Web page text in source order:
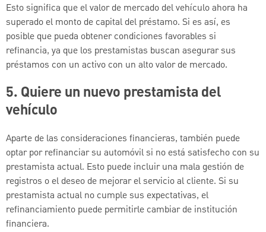
Esto significa que el valor de mercado del vehículo ahora ha
superado el monto de capital del préstamo. Si es así, es
posible que pueda obtener condiciones favorables si
refinancia, ya que los prestamistas buscan asegurar sus
préstamos con un activo con un alto valor de mercado.
5. Quiere un nuevo prestamista del
vehículo
Aparte de las consideraciones financieras, también puede
optar por refinanciar su automóvil si no está satisfecho con su
prestamista actual. Esto puede incluir una mala gestión de
registros o el deseo de mejorar el servicio al cliente. Si su
prestamista actual no cumple sus expectativas, el
refinanciamiento puede permitirle cambiar de institución
financiera.